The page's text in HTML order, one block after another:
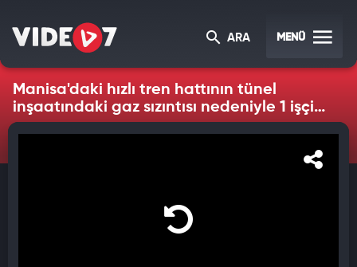
ARA MENÜ
Manisa'daki hızlı tren hattının tünel
inşaatındaki gaz sızıntısı nedeniyle 1 işçi
öldü